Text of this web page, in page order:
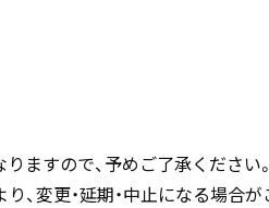
ますので、予めご了承ください
変更・延期・中止になる場合